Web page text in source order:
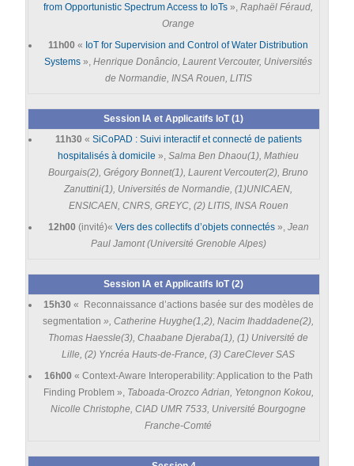
from Opportunistic Spectrum Access to IoTs », Raphaël Féraud,
Orange
11h00 « IoT for Supervision and Control of Water Distribution
Systems »,Henrique Donâncio, Laurent Vercouter, Universités
de Normandie, INSA Rouen, LITIS
Session IA et Applicatifs IoT (1)
11h30 « SiCoPAD : Suivi interactif et connecté de patients
hospitalisés à domicile », Salma Ben Dhaou(1), Mathieu
Bourgais(2), Grégory Bonnet(1), Laurent Vercouter(2), Bruno
Zanuttini(1), Universités de Normandie, (1)UNICAEN,
ENSICAEN, CNRS, GREYC, (2) LITIS, INSA Rouen
12h00 (invité)« Vers des collectifs d’objets connectés», Jean
Paul Jamont (Université Grenoble Alpes)
Session IA et Applicatifs IoT (2)
15h30 « Reconnaissance d’actions basée sur des modèles de
segmentation », Catherine Huyghe(1,2), Nacim Ihaddadene(2),
Thomas Haessle(3), Chaabane Djeraba(1), (1) Université de
Lille, (2) Yncréa Hauts-de-France, (3) CareClever SAS
16h00 « Context-Aware Interoperability: Application to the Path
Finding Problem », Taboada-Orozco Adrian, Yetongnon Kokou,
Nicolle Christophe, CIAD UMR 7533, Université Bourgogne
Franche-Comté